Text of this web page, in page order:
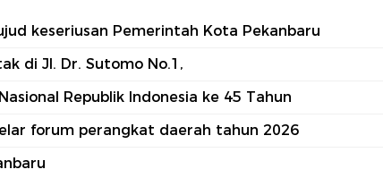
keseriusan Pemerintah Kota Pekanbaru
di Jl. Dr. Sutomo No.1,
Republik Indonesia ke 45 Tahun
forum perangkat daerah tahun 2026